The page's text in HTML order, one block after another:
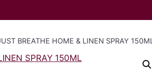
BREATHE HOME & LINEN SPRAY